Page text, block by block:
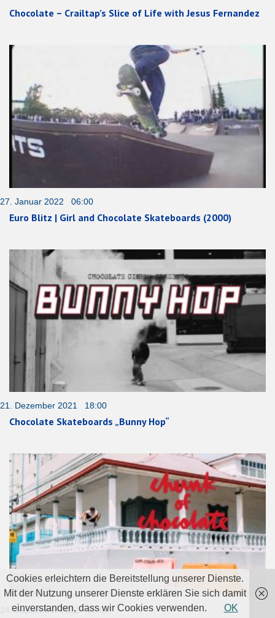
Chocolate – Crailtap’s Slice of Life with Jesus Fernandez
27. Januar 2022 06:00
Euro Blitz | Girl and Chocolate Skateboards (2000)
21. Dezember 2021 18:00
Chocolate Skateboards „Bunny Hop“
24. September 2021 05:00
Cookies erleichtern die Bereitstellung unserer Dienste.
Mit der Nutzung unserer Dienste erklären Sie sich damit
einverstanden, dass wir Cookies verwenden.
OK